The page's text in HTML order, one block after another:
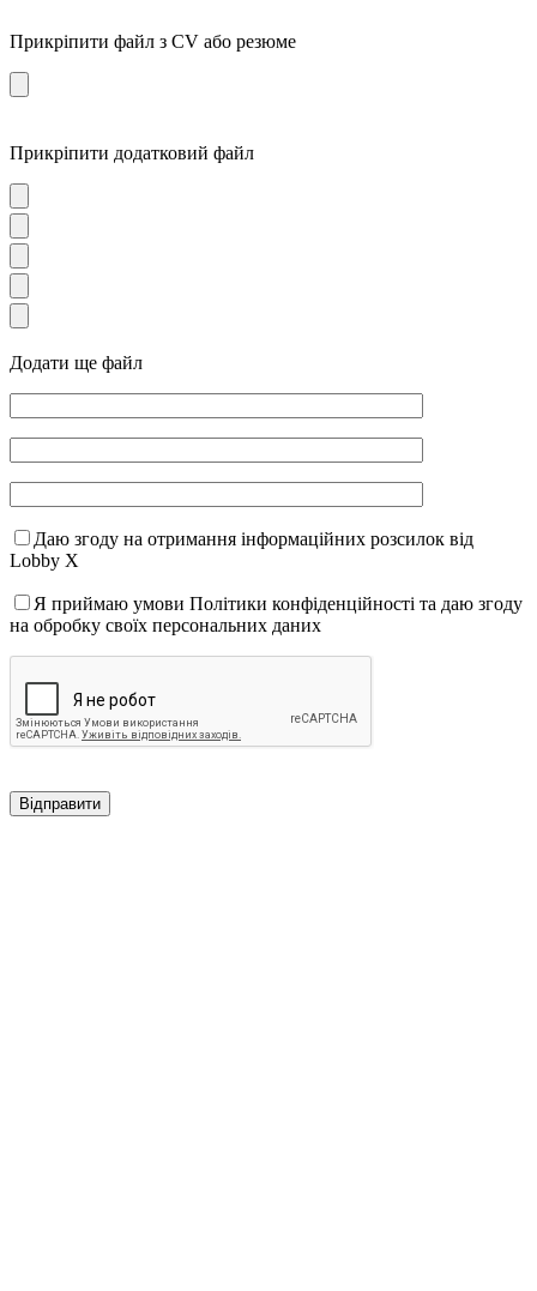
Прикріпити файл з CV або резюме
Прикріпити додатковий файл
Додати ще файл
Даю згоду на отримання інформаційних розсилок від
Lobby X
Я приймаю умови Політики конфіденційності та даю згоду
на обробку своїх персональних даних